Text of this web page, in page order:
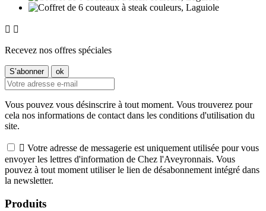
 
Recevez nos offres spéciales
Vous pouvez vous désinscrire à tout moment. Vous trouverez pour
cela nos informations de contact dans les conditions d'utilisation du
site.
 Votre adresse de messagerie est uniquement utilisée pour vous
envoyer les lettres d'information de Chez l'Aveyronnais. Vous
pouvez à tout moment utiliser le lien de désabonnement intégré dans
la newsletter.
Produits